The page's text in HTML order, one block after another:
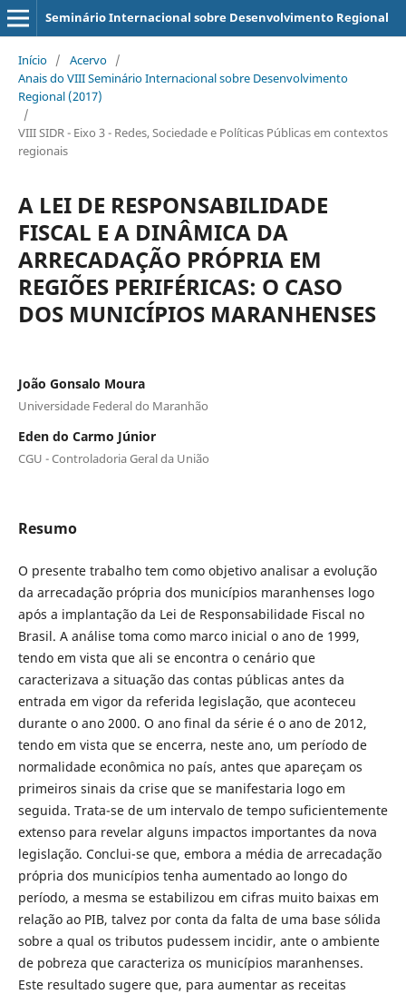
Seminário Internacional sobre Desenvolvimento Regional
Início / Acervo /
Anais do VIII Seminário Internacional sobre Desenvolvimento
Regional (2017)
/
VIII SIDR - Eixo 3 - Redes, Sociedade e Políticas Públicas em contextos
regionais
A LEI DE RESPONSABILIDADE
FISCAL E A DINÂMICA DA
ARRECADAÇÃO PRÓPRIA EM
REGIÕES PERIFÉRICAS: O CASO
DOS MUNICÍPIOS MARANHENSES
João Gonsalo Moura
Universidade Federal do Maranhão
Eden do Carmo Júnior
CGU - Controladoria Geral da União
Resumo
O presente trabalho tem como objetivo analisar a evolução
da arrecadação própria dos municípios maranhenses logo
após a implantação da Lei de Responsabilidade Fiscal no
Brasil. A análise toma como marco inicial o ano de 1999,
tendo em vista que ali se encontra o cenário que
caracterizava a situação das contas públicas antes da
entrada em vigor da referida legislação, que aconteceu
durante o ano 2000. O ano final da série é o ano de 2012,
tendo em vista que se encerra, neste ano, um período de
normalidade econômica no país, antes que apareçam os
primeiros sinais da crise que se manifestaria logo em
seguida. Trata-se de um intervalo de tempo suficientemente
extenso para revelar alguns impactos importantes da nova
legislação. Conclui-se que, embora a média de arrecadação
própria dos municípios tenha aumentado ao longo do
período, a mesma se estabilizou em cifras muito baixas em
relação ao PIB, talvez por conta da falta de uma base sólida
sobre a qual os tributos pudessem incidir, ante o ambiente
de pobreza que caracteriza os municípios maranhenses.
Este resultado sugere que, para aumentar as receitas